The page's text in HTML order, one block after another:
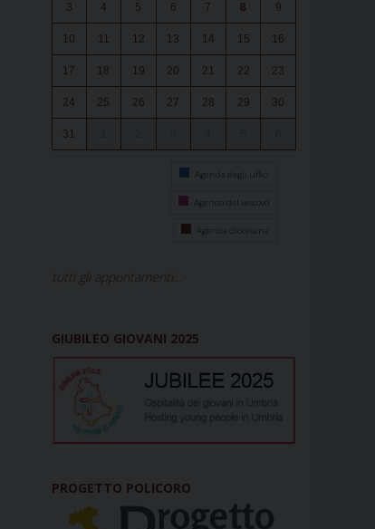
3 4 5 6 7 8 9
10 11 12 13 14 15 16
17 18 19 20 21 22 23
24 25 26 27 28 29 30
31
Agenda degli uffici
Agenda del vescovo
Agenda diocesana
tutti gli appuntamenti...
GIUBILEO GIOVANI 2025
PROGETTO POLICORO